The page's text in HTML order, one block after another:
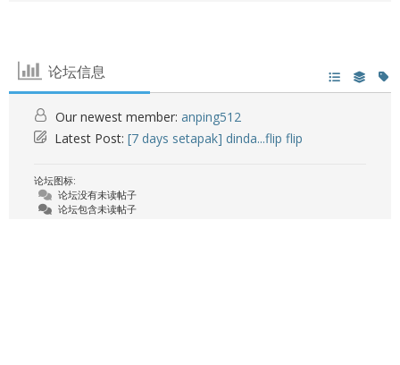
论坛信息
Our newest member: anping512
Latest Post: [7 days setapak] dinda...flip flip
论坛图标:
论坛没有未读帖子
论坛包含未读帖子